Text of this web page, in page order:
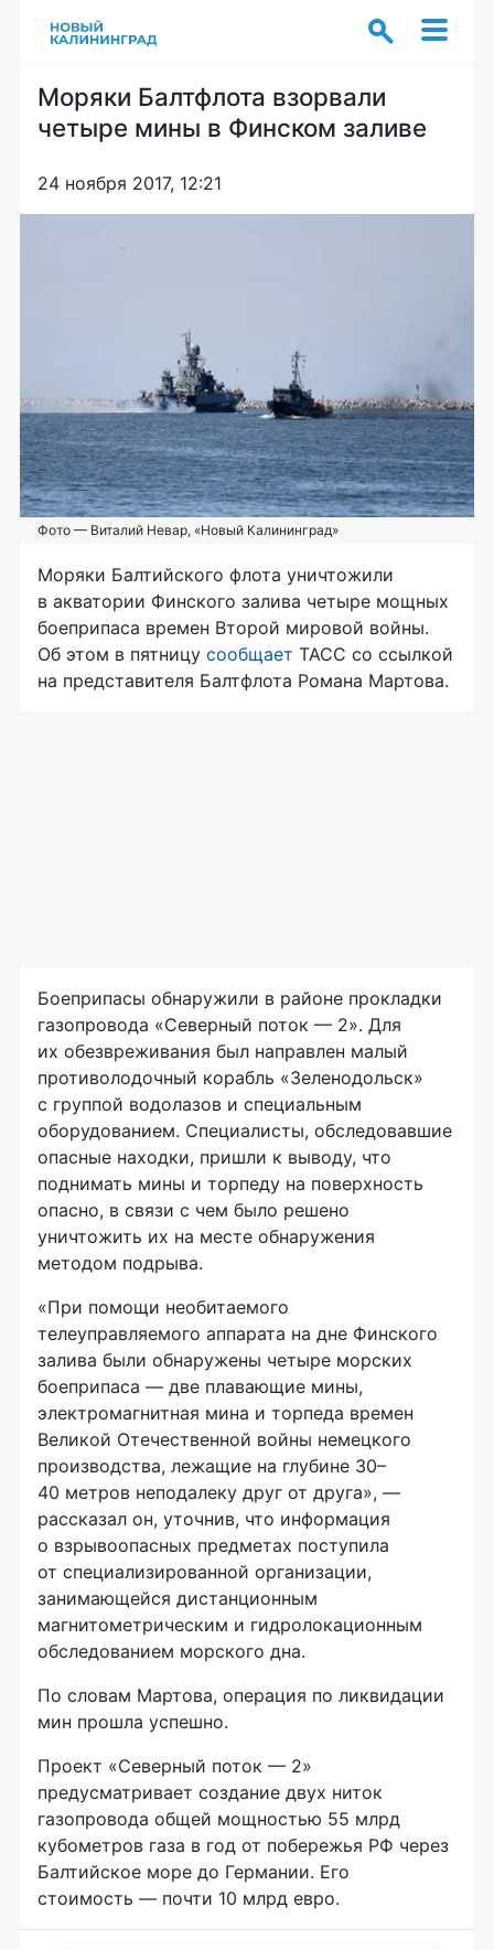
Моряки Балтфлота взорвали
четыре мины в Финском заливе
24 ноября 2017, 12:21
Фото — Виталий Невар, «Новый Калининград»
Моряки Балтийского флота уничтожили
в акватории Финского залива четыре мощных
боеприпаса времен Второй мировой войны.
Об этом в пятницу сообщает ТАСС со ссылкой
на представителя Балтфлота Романа Мартова.
Боеприпасы обнаружили в районе прокладки
газопровода «Северный поток — 2». Для
их обезвреживания был направлен малый
противолодочный корабль «Зеленодольск»
с группой водолазов и специальным
оборудованием. Специалисты, обследовавшие
опасные находки, пришли к выводу, что
поднимать мины и торпеду на поверхность
опасно, в связи с чем было решено
уничтожить их на месте обнаружения
методом подрыва.
«При помощи необитаемого
телеуправляемого аппарата на дне Финского
залива были обнаружены четыре морских
боеприпаса — две плавающие мины,
электромагнитная мина и торпеда времен
Великой Отечественной войны немецкого
производства, лежащие на глубине 30–
40 метров неподалеку друг от друга», —
рассказал он, уточнив, что информация
о взрывоопасных предметах поступила
от специализированной организации,
занимающейся дистанционным
магнитометрическим и гидролокационным
обследованием морского дна.
По словам Мартова, операция по ликвидации
мин прошла успешно.
Проект «Северный поток — 2»
предусматривает создание двух ниток
газопровода общей мощностью 55 млрд
кубометров газа в год от побережья РФ через
Балтийское море до Германии. Его
стоимость — почти 10 млрд евро.